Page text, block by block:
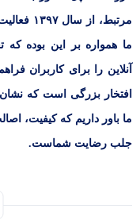
مرتبط،
ما همواره بر این بوده
افتخار بزرگی است که
ما باور داریم که کیفیت،
جلب رضایت شماست.